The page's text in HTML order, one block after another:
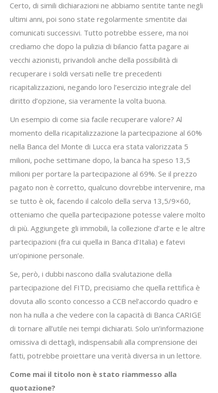
Certo, di simili dichiarazioni ne abbiamo sentite tante negli
ultimi anni, poi sono state regolarmente smentite dai
comunicati successivi. Tutto potrebbe essere, ma noi
crediamo che dopo la pulizia di bilancio fatta pagare ai
vecchi azionisti, privandoli anche della possibilità di
recuperare i soldi versati nelle tre precedenti
ricapitalizzazioni, negando loro l’esercizio integrale del
diritto d’opzione, sia veramente la volta buona.
Un esempio di come sia facile recuperare valore? Al
momento della ricapitalizzazione la partecipazione al 60%
nella Banca del Monte di Lucca era stata valorizzata 5
milioni, poche settimane dopo, la banca ha speso 13,5
milioni per portare la partecipazione al 69%. Se il prezzo
pagato non è corretto, qualcuno dovrebbe intervenire, ma
se tutto è ok, facendo il calcolo della serva 13,5/9×60,
otteniamo che quella partecipazione potesse valere molto
di più. Aggiungete gli immobili, la collezione d’arte e le altre
partecipazioni (fra cui quella in Banca d’Italia) e fatevi
un’opinione personale.
Se, però, i dubbi nascono dalla svalutazione della
partecipazione del FITD, precisiamo che quella rettifica è
dovuta allo sconto concesso a CCB nel’accordo quadro e
non ha nulla a che vedere con la capacità di Banca CARIGE
di tornare all’utile nei tempi dichiarati. Solo un’informazione
omissiva di dettagli, indispensabili alla comprensione dei
fatti, potrebbe proiettare una verità diversa in un lettore.
Come mai il titolo non è stato riammesso alla
quotazione?